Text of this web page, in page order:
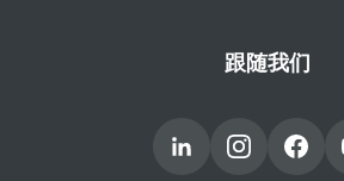
跟随我们